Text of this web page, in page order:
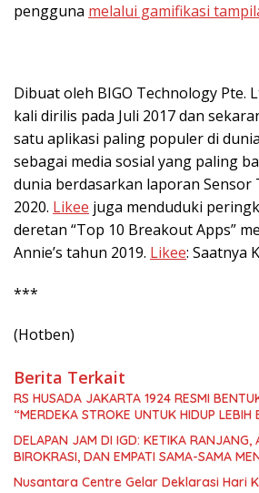
pengguna melalui gamifikasi
Dibuat oleh BIGO Technology Pte.
kali dirilis pada Juli 2017 dan
satu aplikasi paling populer di
sebagai media sosial yang paling
dunia berdasarkan laporan Sensor
2020. Likee juga menduduki
deretan “Top 10 Breakout Apps”
Annie’s tahun 2019. Likee: Saatnya
***
(Hotben)
Berita Terkait
RS HUSADA JAKARTA 1924 RESMI
“MERDEKA STROKE UNTUK HIDUP LEBIH
DELAPAN JAM DI IGD: KETIKA RANJANG,
BIROKRASI, DAN EMPATI SAMA-SAMA
Nusantara Centre Gelar Deklarasi Hari